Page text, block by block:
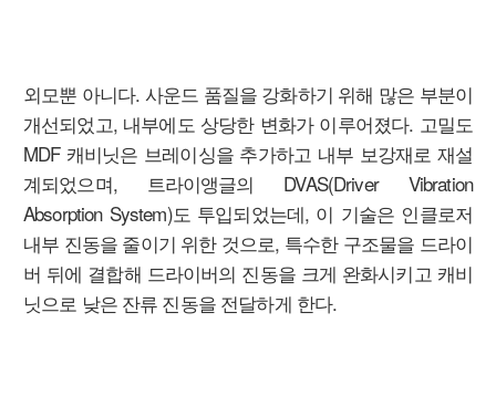
외모뿐 아니다. 사운드 품질을 강화하기 위해 많은 부분이
개선되었고, 내부에도 상당한 변화가 이루어졌다. 고밀도
MDF 캐비닛은 브레이싱을 추가하고 내부 보강재로 재설
계되었으며, 트라이앵글의 DVAS(Driver Vibration
Absorption System)도 투입되었는데, 이 기술은 인클로저
내부 진동을 줄이기 위한 것으로, 특수한 구조물을 드라이
버 뒤에 결합해 드라이버의 진동을 크게 완화시키고 캐비
닛으로 낮은 잔류 진동을 전달하게 한다.